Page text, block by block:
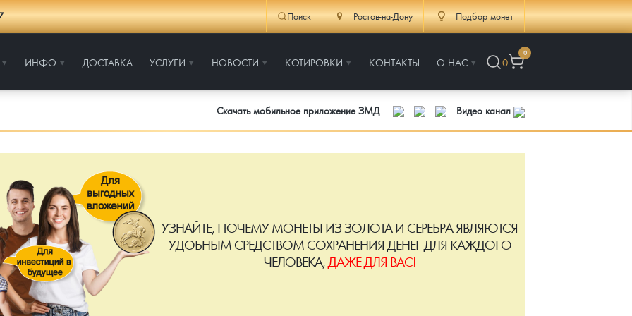
Поиск Ростов-на-Дону Подбор монет
ИНФО ДОСТАВКА УСЛУГИ НОВОСТИ КОТИРОВКИ КОНТАКТЫ О НАС 0
0
Скачать мобильное приложение ЗМД Видео канал
УЗНАЙТЕ, ПОЧЕМУ МОНЕТЫ ИЗ ЗОЛОТА И СЕРЕБРА ЯВЛЯЮТСЯ
УДОБНЫМ СРЕДСТВОМ СОХРАНЕНИЯ ДЕНЕГ ДЛЯ КАЖДОГО
ЧЕЛОВЕКА, ДАЖЕ ДЛЯ ВАС!